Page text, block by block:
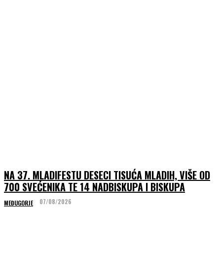
NA 37. MLADIFESTU DESECI TISUĆA MLADIH, VIŠE OD
700 SVEĆENIKA TE 14 NADBISKUPA I BISKUPA
MEĐUGORJE 07/08/2026